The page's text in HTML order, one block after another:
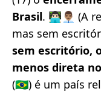
Brasil.
mas sem
sem escritório,
menos direta
(🇧🇷) é um país